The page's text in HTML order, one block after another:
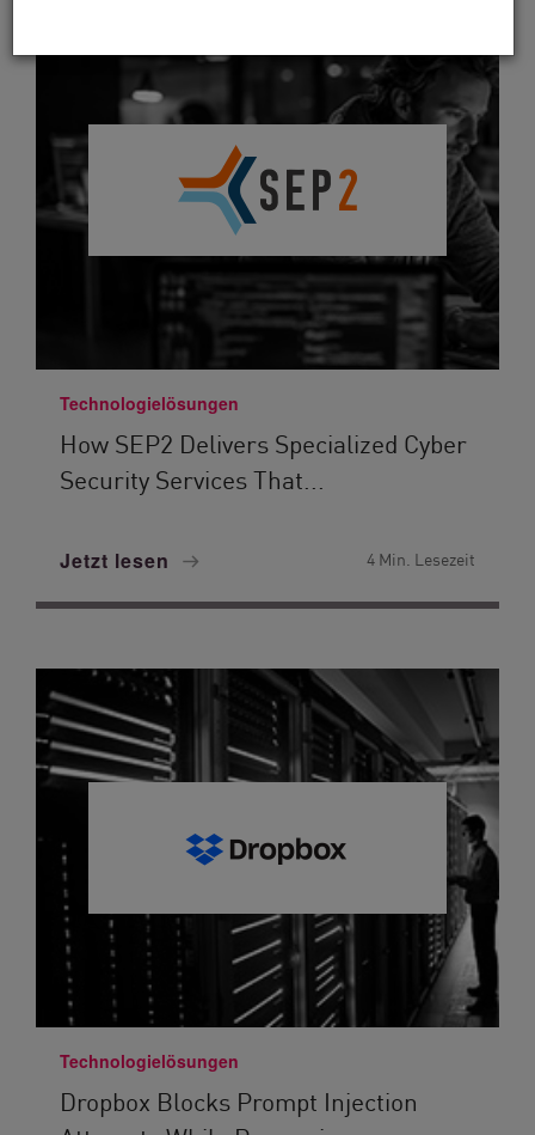
Technologielösungen
How SEP2 Delivers Specialized Cyber
Security Services That...
Jetzt lesen 4 Min. Lesezeit
Technologielösungen
Dropbox Blocks Prompt Injection